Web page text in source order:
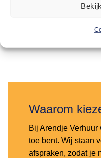
Waarom
Bij Arendje
toe bent. Wij staan
afspraken, zodat je